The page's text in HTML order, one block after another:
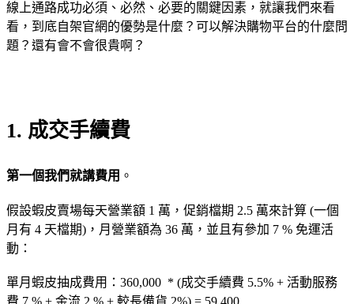
線上通路成功必須、必然、必要的關鍵因素，就讓我們來看
看，到底自架官網的優勢是什麼？可以解決購物平台的什麼問
題？還有會不會很貴啊？
1. 成交手續費
第一個我們就講費用 。
假設蝦皮賣場每天營業額 1 萬，促銷檔期 2.5 萬來計算 (一個
月有 4 天檔期)，月營業額為 36 萬，並且有參加 7 % 免運活
動：
單月蝦皮抽成費用：360,000 * (成交手續費 5.5% + 活動服務
費 7 % + 金流 2 % + 較長備貨 2%) = 59,400